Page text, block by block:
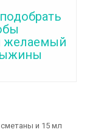
желаемый
и 15 мл